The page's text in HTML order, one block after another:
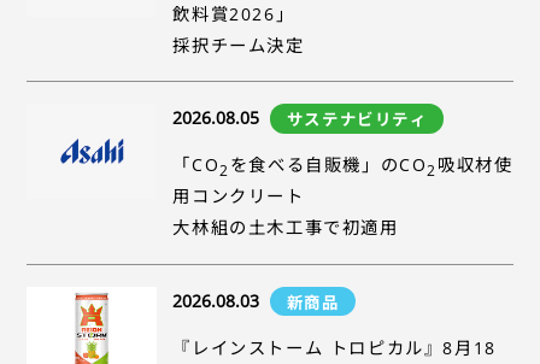
飲料賞2026」
採択チーム決定
2026.08.05 サステナビリティ
「CO2 を食べる自販機」のCO2 吸収材使
用コンクリート
大林組の土木工事で初適用
2026.08.03 新商品
『レインストーム トロピカル』8月18